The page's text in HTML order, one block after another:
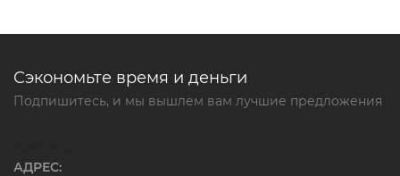
Сэкономьте время и деньги
Подпишитесь, и мы вышлем вам лучшие предложения
АДРЕС: